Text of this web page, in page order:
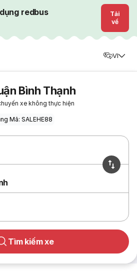
redbus
Tải
về
VI
Bình Thạnh
xe không thực hiện
Mã: SALEHE88
Tìm kiếm xe